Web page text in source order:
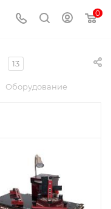
0
13
Оборудование